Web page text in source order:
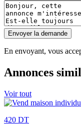
Envoyer la demande
En envoyant, vous
Annonces
Voir tout
420 DT